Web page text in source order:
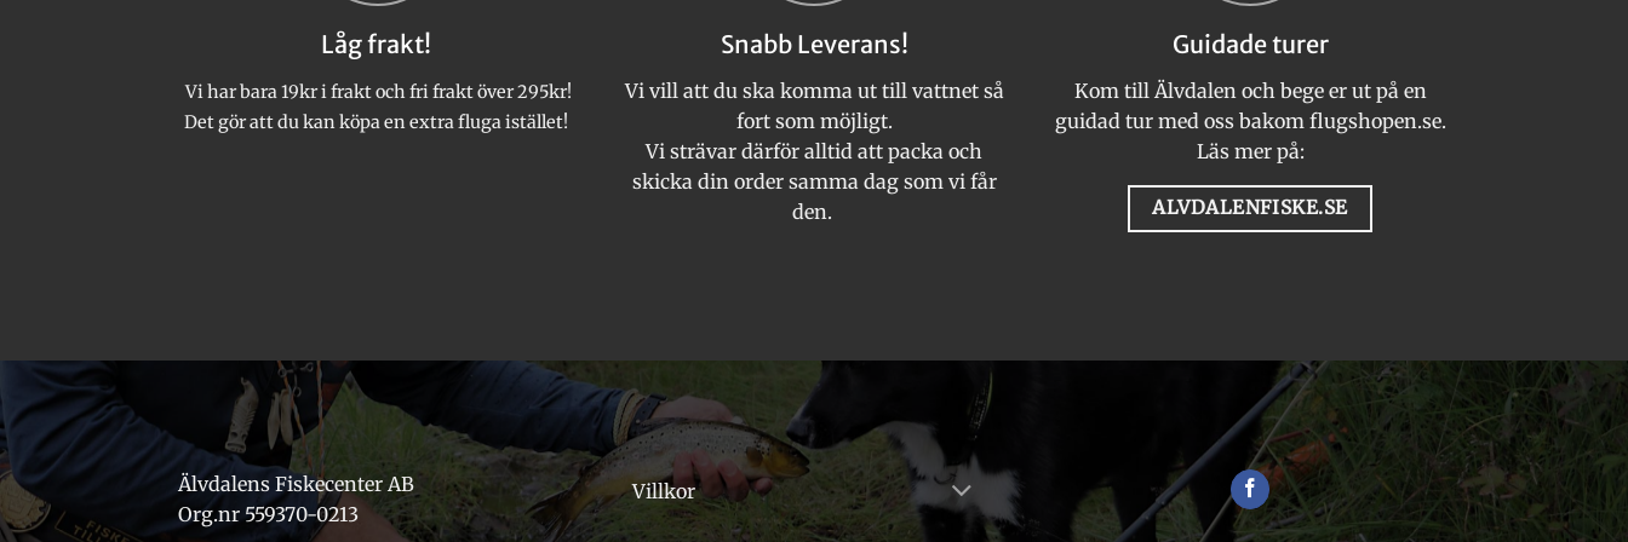
produktsidan
Låg frakt!
Vi har bara 19kr i frakt och fri frakt över 295kr!
Det gör att du kan köpa en extra fluga istället!
Snabb Leverans!
Vi vill att du ska komma ut till vattnet så
fort som möjligt.
Vi strävar därför alltid att packa och
skicka din order samma dag som vi får
den.
Guidade turer
Kom till Älvdalen och bege er ut på en
guidad tur med oss bakom flugshopen.se.
Läs mer på:
ALVDALENFISKE.SE
Älvdalens Fiskecenter AB
Org.nr 559370-0213
Villkor